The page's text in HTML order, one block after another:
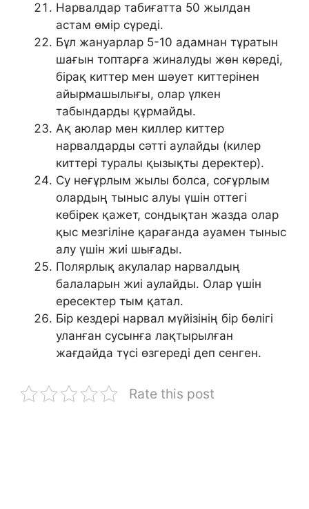
Нарвалдар табиғатта 50 жылдан
астам өмір сүреді.
Бұл жануарлар 5-10 адамнан тұратын
шағын топтарға жиналуды жөн көреді,
бірақ киттер мен шәует киттерінен
айырмашылығы, олар үлкен
табындарды құрмайды.
Ақ аюлар мен киллер киттер
нарвалдарды сәтті аулайды (килер
киттері туралы қызықты деректер).
Су неғұрлым жылы болса, соғұрлым
олардың тыныс алуы үшін оттегі
көбірек қажет, сондықтан жазда олар
қыс мезгіліне қарағанда ауамен тыныс
алу үшін жиі шығады.
Полярлық акулалар нарвалдың
балаларын жиі аулайды. Олар үшін
ересектер тым қатал.
Бір кездері нарвал мүйізінің бір бөлігі
уланған сусынға лақтырылған
жағдайда түсі өзгереді деп сенген.
Rate this post